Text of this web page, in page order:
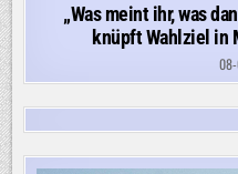
„Was meint ihr, was
knüpft Wahlziel in